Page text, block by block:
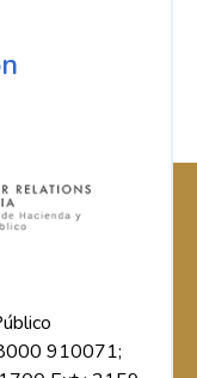
910071;